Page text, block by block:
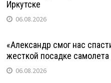
Иркутске
06.08.2026
«Александр смог нас
жесткой посадке самолета
06.08.2026